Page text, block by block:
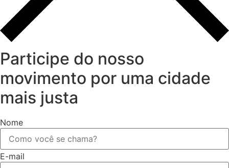
Participe do nosso
movimento por uma cidade
mais justa
Nome
E-mail